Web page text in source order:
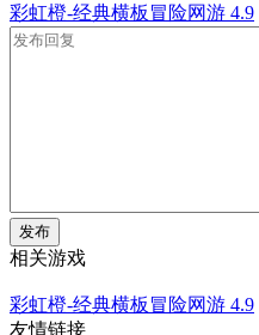
彩虹橙-经典横板冒险网游 4.9
发布
相关游戏
彩虹橙-经典横板冒险网游 4.9
友情链接